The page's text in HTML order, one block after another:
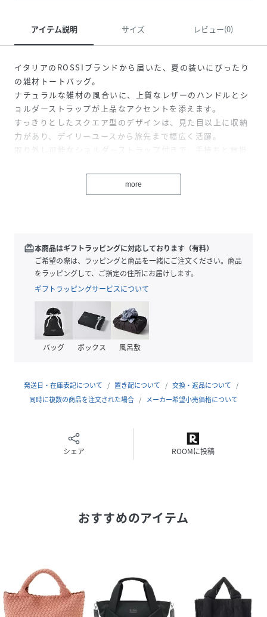
アイテム説明 サイズ レビュー(0)
イタリアのROSSIブランドから届いた、夏の装いにぴったり
の雑材トートバッグ。
ナチュラルな雑材の風合いに、上質なレザーのハンドルとシ
ョルダーストラップが上品なアクセントを添えます。
すっきりとしたスクエア型のデザインは、見た目以上に収納
力があり、デイリーユースから旅先まで幅広く活躍。
取り外し可能なショルダーストラップ付きで、手持ちと肩掛
大人のクラスカジュアルに洗練された遊び心をプラスする、
季節感あふれるアイテムです。
外ポケット数：2
内ポケット数：2、カード入れ：2
付属品：ショルダーストラップ取り外し可
-------------------------------------
※商品の色味は、撮影場所や光のあたり具合、お客様のお使
いの機器により色味が違って見える場合がございます。予め
ご了承ください。
おける販売価格です。
F
more
redeem本商品はギフトラッピングに対応しております（有料）
ご希望の際は、ラッピングと商品を一緒にご注文ください。商品
をラッピングして、ご指定の住所にお届けします。
ギフトラッピングサービスについて
バッグ ボックス 風呂敷
発送日・在庫表記について 置き配について
交換・返品について
同時に複数の商品を注文された場合
メーカー希望小売価格について
シェア ROOMに投稿
おすすめのアイテム